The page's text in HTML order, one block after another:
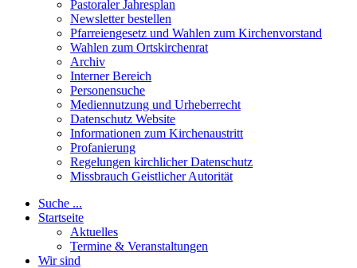
Pastoraler Jahresplan
Newsletter bestellen
Pfarreiengesetz und Wahlen zum Kirchenvorstand
Wahlen zum Ortskirchenrat
Archiv
Interner Bereich
Personensuche
Mediennutzung und Urheberrecht
Datenschutz Website
Informationen zum Kirchenaustritt
Profanierung
Regelungen kirchlicher Datenschutz
Missbrauch Geistlicher Autorität
Suche ...
Startseite
Aktuelles
Termine & Veranstaltungen
Wir sind